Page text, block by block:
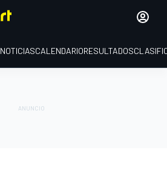
NOTICIASCALENDARIORESULTADOS